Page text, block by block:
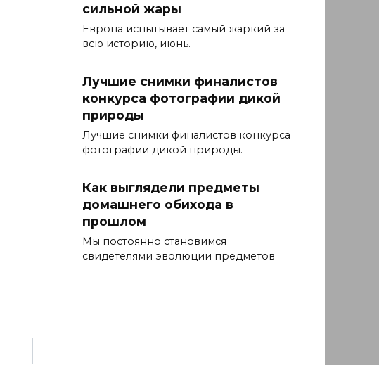
сильной жары
Европа испытывает самый жаркий за
всю историю, июнь.
Лучшие снимки финалистов
конкурса фотографии дикой
природы
Лучшие снимки финалистов конкурса
фотографии дикой природы.
Как выглядели предметы
домашнего обихода в
прошлом
Мы постоянно становимся
свидетелями эволюции предметов